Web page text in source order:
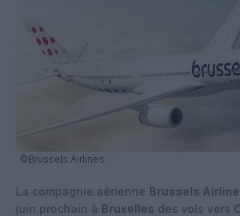
©Brussels Airlines
La compagnie aérienne Brussels
juin prochain à Bruxelles des vols vers